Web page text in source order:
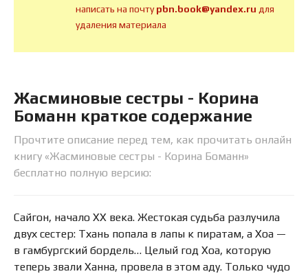
написать на почтуpbn.book@yandex.ru для
удаления материала
Жасминовые сестры - Корина
Боманн краткое содержание
Прочтите описание перед тем, как прочитать онлайн
книгу «Жасминовые сестры - Корина Боманн»
бесплатно полную версию:
Сайгон, начало ХХ века. Жестокая судьба разлучила
двух сестер: Тхань попала в лапы к пиратам, а Хоа —
в гамбургский бордель… Целый год Хоа, которую
теперь звали Ханна, провела в этом аду. Только чудо